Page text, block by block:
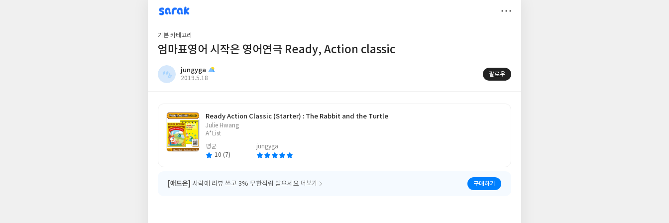
sarak
jungyga
기본 카테고리
엄마표영어 시작은 영어연극 Ready, Action classic
jungyga
작
2019.5.18
팔로우
Ready Action Classic (Starter) : The Rabbit and the Turtle
글
쓴
Julie Hwang
A*List
평균
10 (7)
jungyga
[애드온] 사락에 리뷰 쓰고 3% 무한적립 받으세요 더보기 구매하기